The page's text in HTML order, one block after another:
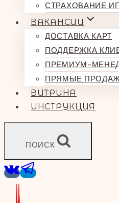
СТРАХОВАНИЕ
ВАКАНСИИ
ДОСТАВКА КАРТ
ПОДДЕРЖКА
ПРЕМИУМ-
ПРЯМЫЕ
ВИТРИНА
ИНСТРУКЦИЯ
ПОИСК